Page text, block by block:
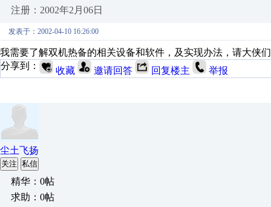
注册：2002年2月06日
发表于：2002-04-10 16:26:00
我需要了解双机热备的相关设备和软件，及实现办法，请大侠
分享到：
收藏 邀请回答 回复楼主 举报
尘土飞扬
关注 私信
精华：0帖
求助：0帖